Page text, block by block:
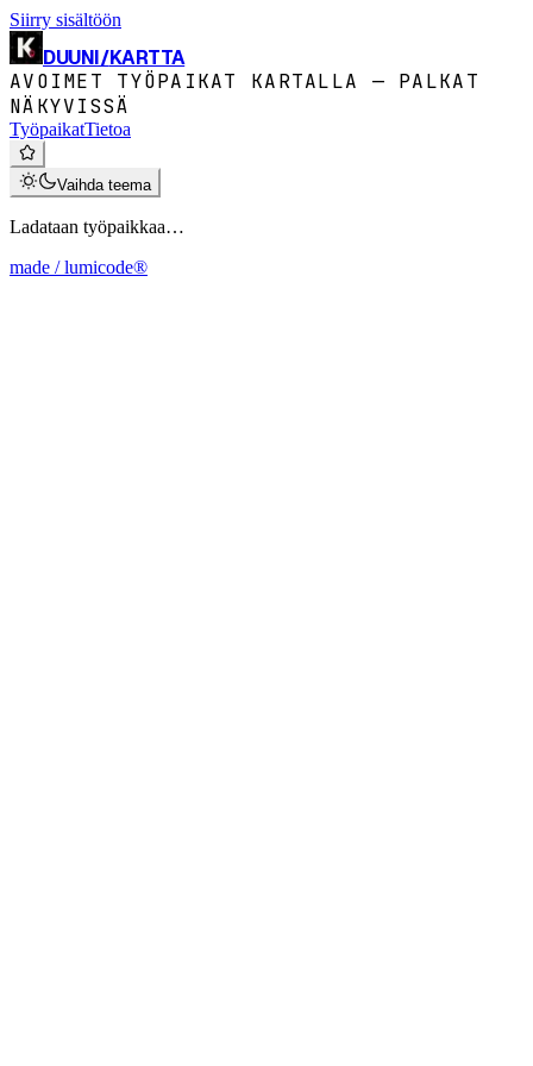
Siirry sisältöön
DUUNI/KARTTA
AVOIMET TYÖPAIKAT KARTALLA — PALKAT
NÄKYVISSÄ
TyöpaikatTietoa
Vaihda teema
Ladataan työpaikkaa…
made / lumicode®